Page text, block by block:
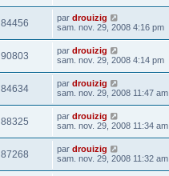
84456 par drouizig
sam. nov. 29, 2008 4:16 pm
90803 par drouizig
sam. nov. 29, 2008 4:14 pm
84634 par drouizig
sam. nov. 29, 2008 11:47 am
88325 par drouizig
sam. nov. 29, 2008 11:34 am
87268 par drouizig
sam. nov. 29, 2008 11:32 am